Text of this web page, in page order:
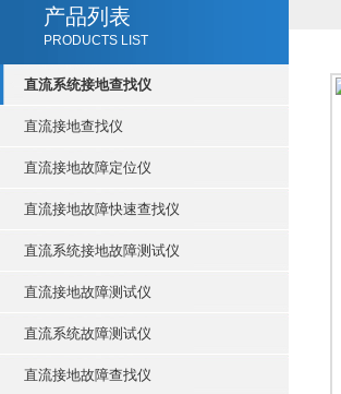
产品列表
PRODUCTS LIST
直流系统接地查找仪
直流接地查找仪
直流接地故障定位仪
直流接地故障快速查找仪
直流系统接地故障测试仪
直流接地故障测试仪
直流系统故障测试仪
直流接地故障查找仪